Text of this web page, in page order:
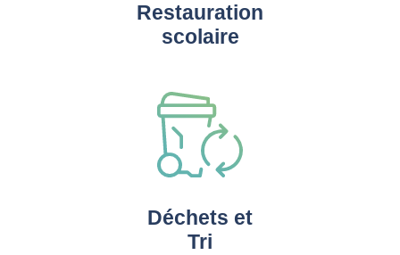
Restauration
scolaire
Déchets et
Tri